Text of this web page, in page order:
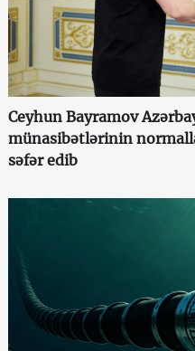
Ceyhun Bayramov
münasibətlərinin
səfər edib